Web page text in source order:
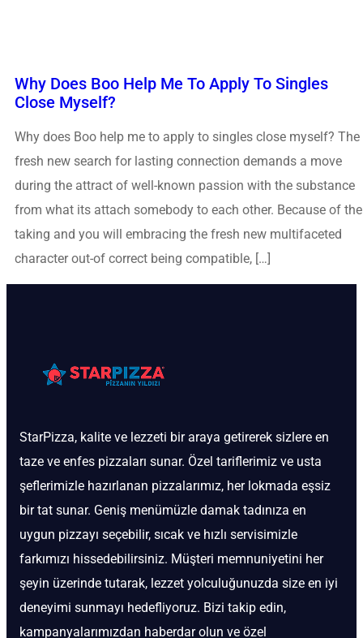
Why Does Boo Help Me To Apply To Singles
Close Myself?
Why does Boo help me to apply to singles close myself? The
fresh new search for lasting connection demands a move
during the attract of well-known passion with the substance
from what its attach somebody to each other. Because of the
taking and you will embracing the fresh new multifaceted
character out-of correct being compatible, […]
StarPizza, kalite ve lezzeti bir araya getirerek sizlere en
taze ve enfes pizzaları sunar. Özel tariflerimiz ve usta
şeflerimizle hazırlanan pizzalarımız, her lokmada eşsiz
bir tat sunar. Geniş menümüzle damak tadınıza en
uygun pizzayı seçebilir, sıcak ve hızlı servisimizle
farkımızı hissedebilirsiniz. Müşteri memnuniyetini her
şeyin üzerinde tutarak, lezzet yolculuğunuzda size en iyi
deneyimi sunmayı hedefliyoruz. Bizi takip edin,
kampanyalarımızdan haberdar olun ve özel